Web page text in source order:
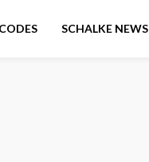
SCHALKE NEWS